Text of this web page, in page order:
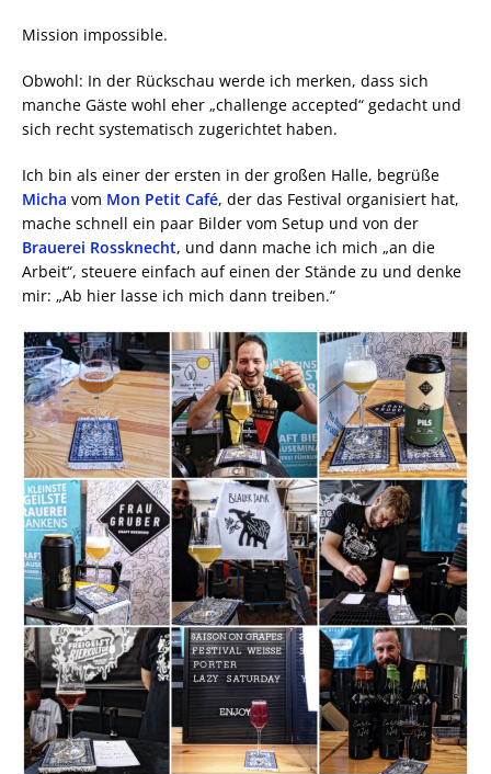
Mission impossible.
Obwohl: In der Rückschau werde ich merken, dass sich
manche Gäste wohl eher „challenge accepted“ gedacht und
sich recht systematisch zugerichtet haben.
Ich bin als einer der ersten in der großen Halle, begrüße
Micha vom Mon Petit Café, der das Festival organisiert hat,
mache schnell ein paar Bilder vom Setup und von der
Brauerei Rossknecht, und dann mache ich mich „an die
Arbeit“, steuere einfach auf einen der Stände zu und denke
mir: „Ab hier lasse ich mich dann treiben.“